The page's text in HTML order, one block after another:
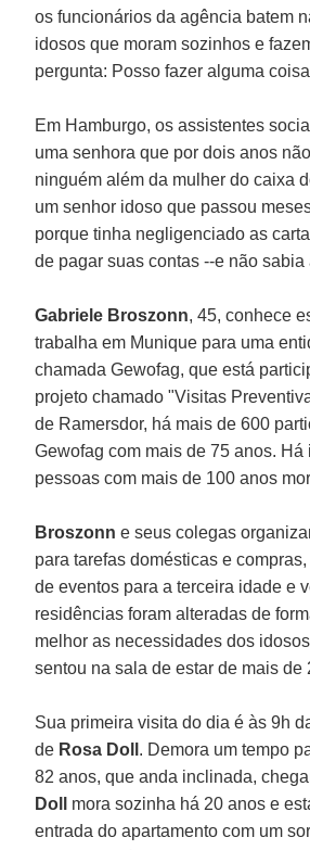
os funcionários da agência batem
idosos que moram sozinhos e
pergunta: Posso fazer alguma
Em Hamburgo, os assistentes
uma senhora que por dois anos
ninguém além da mulher do caixa
um senhor idoso que passou
porque tinha negligenciado as
de pagar suas contas --e não sabia
Gabriele Broszonn, 45, conhece
trabalha em Munique para uma
chamada Gewofag, que está
projeto chamado "Visitas
de Ramersdor, há mais de 600
Gewofag com mais de 75 anos. Há
pessoas com mais de 100 anos
Broszonn e seus colegas
para tarefas domésticas e
de eventos para a terceira idade e
residências foram alteradas de
melhor as necessidades dos
sentou na sala de estar de mais de
Sua primeira visita do dia é às 9h
de Rosa Doll . Demora um tempo
82 anos, que anda inclinada,
Doll
mora sozinha há 20 anos e
entrada do apartamento com um